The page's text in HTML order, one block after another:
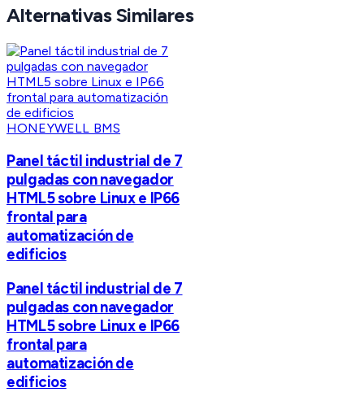
Alternativas Similares
HONEYWELL BMS
Panel táctil industrial de 7
pulgadas con navegador
HTML5 sobre Linux e IP66
frontal para
automatización de
edificios
Panel táctil industrial de 7
pulgadas con navegador
HTML5 sobre Linux e IP66
frontal para
automatización de
edificios